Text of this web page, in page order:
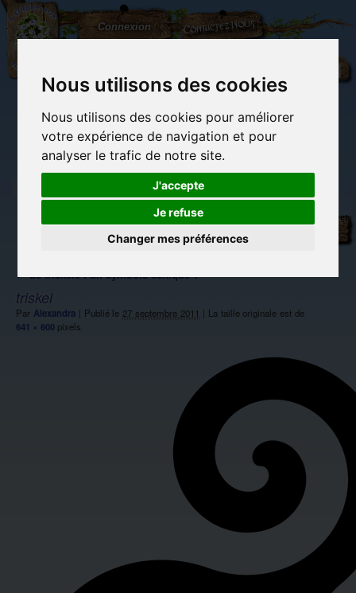
Nous utilisons des cookies
Nous utilisons des cookies pour améliorer
votre expérience de navigation et pour
analyser le trafic de notre site.
J'accepte
Je refuse
Changer mes préférences
L'Arbre
aux
100.000
Connexion Contactez-nous
(vide)
imaginaires
Carterie
papeterie
originale
manuelles,
détente et jeux
Objets déco et
cadeaux
Du côté du
←Le triskèle : un symbole celtique ?
triskel
Par Alexandra | Publié le 27 septembre 2011 | La taille originale est de
641 × 600 pixels